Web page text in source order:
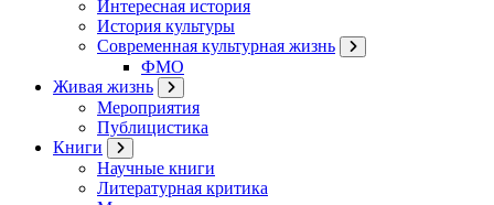
Интересная история
История культуры
Современная культурная жизнь
ФМО
Живая жизнь
Мероприятия
Публицистика
Книги
Научные книги
Литературная критика